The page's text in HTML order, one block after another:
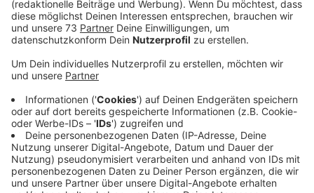
Anzeige
Einsatz des Turmdrehkrans
Heute, am 10. Januar 2026, ist der Berliner Platz in
Bocholt den ganzen Tag gesperrt. Grund dafür ist der
Aufbau eines großen Turmdrehkrans, der für
die Sanierung des Rathauses und des